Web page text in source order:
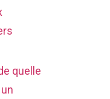
quelle